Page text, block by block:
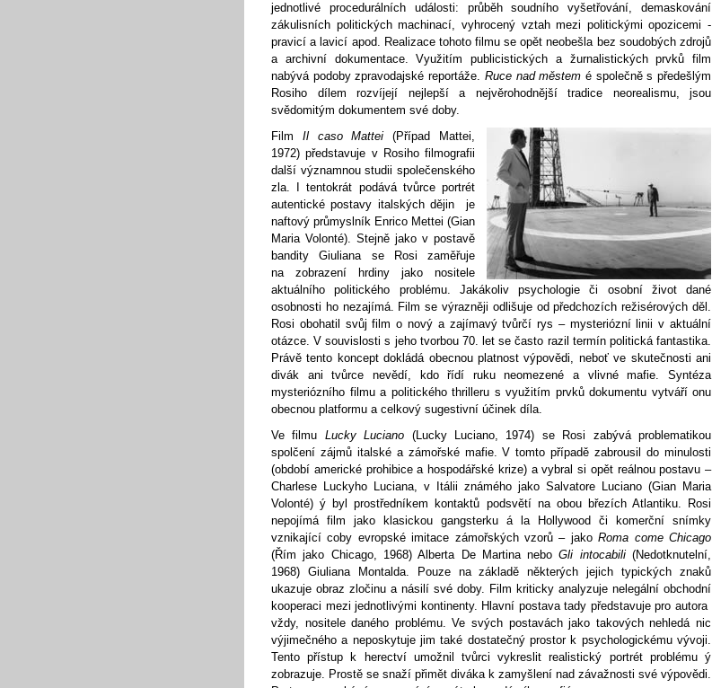
jednotlivé procedurálních události: průběh soudního vyšetřování, demaskování
zákulisních politických machinací, vyhrocený vztah mezi politickými opozicemi -
pravicí a lavicí apod. Realizace tohoto filmu se opět neobešla bez soudobých zdrojů
a archivní dokumentace. Využitím publicistických a žurnalistických prvků film
nabývá podoby zpravodajské reportáže. Ruce nad městem é společně s předešlým
Rosiho dílem rozvíjejí nejlepší a nejvěrohodnější tradice neorealismu, jsou
svědomitým dokumentem své doby.
Film Il caso Mattei (Případ Mattei,
1972) představuje v Rosiho filmografii
další významnou studii společenského
zla. I tentokrát podává tvůrce portrét
autentické postavy italských dějin je
naftový průmyslník Enrico Mettei (Gian
Maria Volonté). Stejně jako v postavě
bandity Giuliana se Rosi zaměřuje
na zobrazení hrdiny jako nositele
aktuálního politického problému. Jakákoliv psychologie či osobní život dané
osobnosti ho nezajímá. Film se výrazněji odlišuje od předchozích režisérových děl.
Rosi obohatil svůj film o nový a zajímavý tvůrčí rys – mysteriózní linii v aktuální
otázce. V souvislosti s jeho tvorbou 70. let se často razil termín politická fantastika.
Právě tento koncept dokládá obecnou platnost výpovědi, neboť ve skutečnosti ani
divák ani tvůrce nevědí, kdo řídí ruku neomezené a vlivné mafie. Syntéza
mysteriózního filmu a politického thrilleru s využitím prvků dokumentu vytváří onu
obecnou platformu a celkový sugestivní účinek díla.
Ve filmu Lucky Luciano (Lucky Luciano, 1974) se Rosi zabývá problematikou
spolčení zájmů italské a zámořské mafie. V tomto případě zabrousil do minulosti
(období americké prohibice a hospodářské krize) a vybral si opět reálnou postavu –
Charlese Luckyho Luciana, v Itálii známého jako Salvatore Luciano (Gian Maria
Volonté) ý byl prostředníkem kontaktů podsvětí na obou březích Atlantiku. Rosi
nepojímá film jako klasickou gangsterku á la Hollywood či komerční snímky
vznikající coby evropské imitace zámořských vzorů – jakoRoma come Chicago
(Řím jako Chicago, 1968) Alberta De Martina neboGli intocabili(Nedotknutelní,
1968) Giuliana Montalda. Pouze na základě některých jejich typických znaků
ukazuje obraz zločinu a násilí své doby. Film kriticky analyzuje nelegální obchodní
kooperaci mezi jednotlivými kontinenty. Hlavní postava tady představuje pro autora
vždy, nositele daného problému. Ve svých postavách jako takových nehledá nic
výjimečného a neposkytuje jim také dostatečný prostor k psychologickému vývoji.
Tento přístup k herectví umožnil tvůrci vykreslit realistický portrét problému ý
zobrazuje. Prostě se snaží přimět diváka k zamyšlení nad závažnosti své výpovědi.